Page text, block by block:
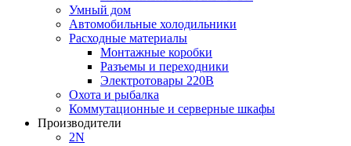
Умный дом
Автомобильные холодильники
Расходные материалы
Монтажные коробки
Разъемы и переходники
Электротовары 220В
Охота и рыбалка
Коммутационные и серверные шкафы
Производители
2N